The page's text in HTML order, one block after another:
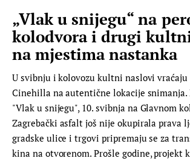
„Vlak u snijegu“ na
kolodvora i drugi
na mjestima nastanka
U svibnju i kolovozu kultni naslovi vraćaju
Cinehilla na autentične lokacije snimanja.
"Vlak u snijegu", 10. svibnja na Glavnom
Zagrebački asfalt još nije okupirala prava
gradske ulice i trgovi pripremaju se za
kina na otvorenom. Prošle godine, projekt